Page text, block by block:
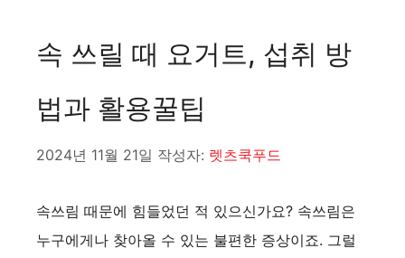
속 쓰릴 때 요거트, 섭취 방
법과 활용꿀팁
2024년 11월 21일 작성자: 렛츠쿡푸드
속쓰림 때문에 힘들었던 적 있으신가요? 속쓰림은
누구에게나 찾아올 수 있는 불편한 증상이죠. 그럴